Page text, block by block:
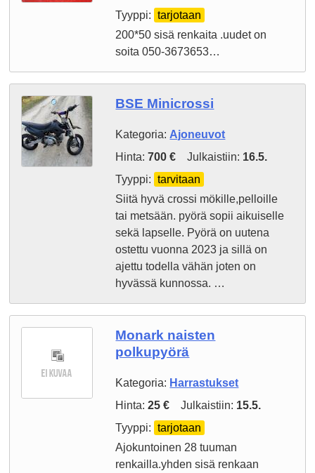
Tyyppi:
tarjotaan
200*50 sisä renkaita .uudet on
soita 050-3673653…
BSE Minicrossi
Kategoria: Ajoneuvot
Hinta:700 € Julkaistiin: 16.5.
Tyyppi:
tarvitaan
Siitä hyvä crossi mökille,pelloille
tai metsään. pyörä sopii aikuiselle
sekä lapselle. Pyörä on uutena
ostettu vuonna 2023 ja sillä on
ajettu todella vähän joten on
hyvässä kunnossa. …
Monark naisten
polkupyörä
Kategoria: Harrastukset
Hinta:25 € Julkaistiin: 15.5.
Tyyppi:
tarjotaan
Ajokuntoinen 28 tuuman
renkailla.yhden sisä renkaan